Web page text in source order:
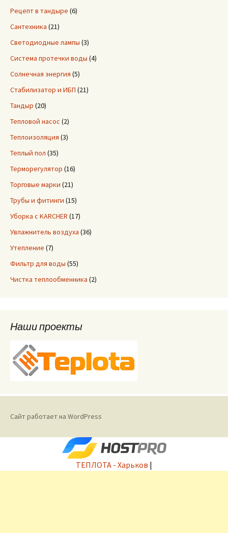
Рецепт в тандыре (6)
Сантехника (21)
Светодиодные лампы (3)
Система протечки воды (4)
Солнечная энергия (5)
Стабилизатор и ИБП (21)
Тандыр (20)
Тепловой насос (2)
Теплоизоляция (3)
Теплый пол (35)
Терморегулятор (16)
Торговые марки (21)
Трубы и фитинги (15)
Уборка с KARCHER (17)
Увлажнитель воздуха (36)
Утепление (7)
Фильтр для воды (55)
Чистка теплообменника (2)
Наши проекты
Сайт работает на WordPress
ТЕПЛОТА - Харьков |